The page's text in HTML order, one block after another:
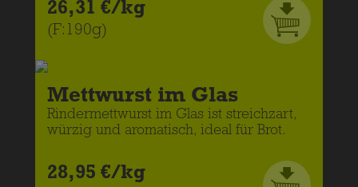
26,31 €/kg
(F:190g)
Mettwurst im Glas
Rindermettwurst im Glas ist streichzart,
würzig und aromatisch, ideal für Brot.
28,95 €/kg